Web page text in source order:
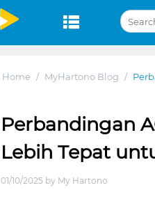
Home / MyHartono Blog /
Perbandingan
Lebih Tepat
01/10/2025 by My Hartono